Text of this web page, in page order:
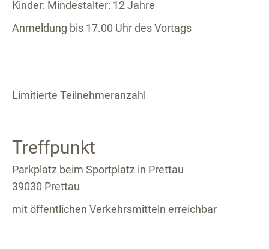
Kinder: Mindestalter: 12 Jahre
Anmeldung bis 17.00 Uhr des Vortags
Limitierte Teilnehmeranzahl
Treffpunkt
Parkplatz beim Sportplatz in Prettau
39030 Prettau
mit öffentlichen Verkehrsmitteln erreichbar